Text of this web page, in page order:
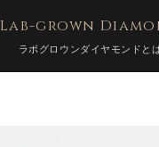
Lab-grown
ラボグロウンダイヤモンドと